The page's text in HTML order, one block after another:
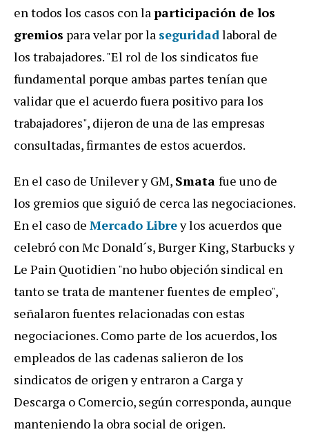
en todos los casos con laparticipación de los
gremios para velar por la seguridadlaboral de
los trabajadores. "El rol de los sindicatos fue
fundamental porque ambas partes tenían que
validar que el acuerdo fuera positivo para los
trabajadores", dijeron de una de las empresas
consultadas, firmantes de estos acuerdos.
En el caso de Unilever y GM, Smata fue uno de
los gremios que siguió de cerca las negociaciones.
En el caso de Mercado Librey los acuerdos que
celebró con Mc Donald´s, Burger King, Starbucks y
Le Pain Quotidien "no hubo objeción sindical en
tanto se trata de mantener fuentes de empleo",
señalaron fuentes relacionadas con estas
negociaciones. Como parte de los acuerdos, los
empleados de las cadenas salieron de los
sindicatos de origen y entraron a Carga y
Descarga o Comercio, según corresponda, aunque
manteniendo la obra social de origen.